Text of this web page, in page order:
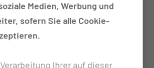
Schlafendoskopie und
Medien, Werbung und
sofern Sie alle Cookie-
Ihrer auf dieser